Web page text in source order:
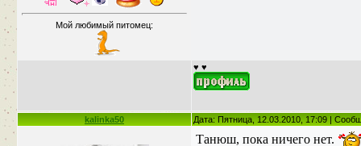
Мой любимый питомец:
♥ ♥
kalinka50 Дата: Пятница, 12.03.2010, 17:09 |
Танюш, пока ничего нет.